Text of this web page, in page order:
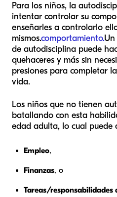
Para los niños, la
intentar controlar su
enseñarles a controlarlo
mismos.comportamiento.Un
de autodisciplina puede
quehaceres y más sin
presiones para completar
vida.
Los niños que no tienen
batallando con esta
edad adulta, lo cual puede
Empleo,
Finanzas, o
Tareas/responsabilidades